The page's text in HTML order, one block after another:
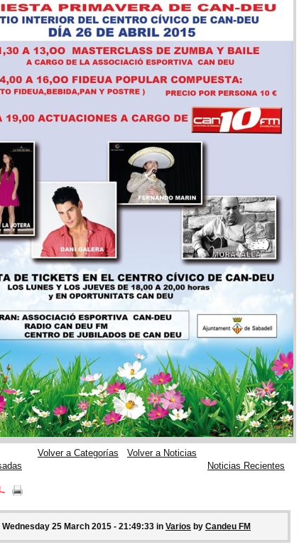
Volver a Categorías
Volver a Noticias
Noticias Recientes
Wednesday 25 March 2015 - 21:49:33 in Varios by Candeu FM